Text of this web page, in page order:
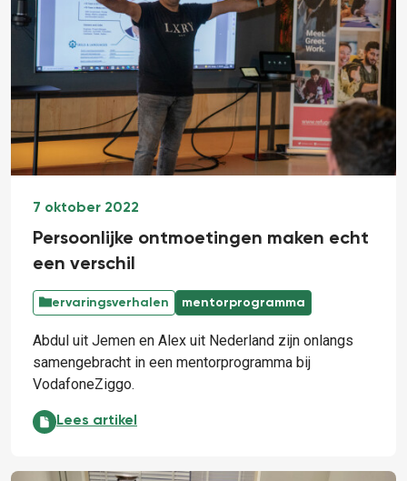
7 oktober 2022
Persoonlijke ontmoetingen maken echt
een verschil
ervaringsverhalen mentorprogramma
Abdul uit Jemen en Alex uit Nederland zijn onlangs
samengebracht in een mentorprogramma bij
VodafoneZiggo.
Persoonlijke ontmoetingen maken echt een verschil:
Lees artikel